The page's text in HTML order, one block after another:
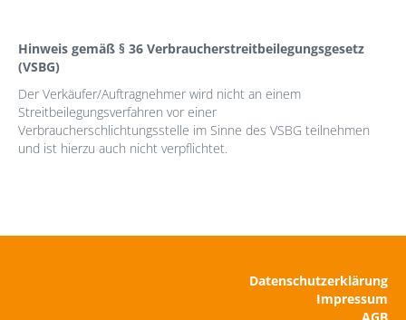
Hinweis gemäß § 36 Verbraucherstreitbeilegungsgesetz
(VSBG)
Der Verkäufer/Auftragnehmer wird nicht an einem
Streitbeilegungsverfahren vor einer
Verbraucherschlichtungsstelle im Sinne des VSBG teilnehmen
und ist hierzu auch nicht verpflichtet.
Dein FlexxAccount wird mit der Buchung deines Auto
Abos angelegt. Wenn du bereits ein Konto hast,
kannst du dich hier anmelden.
Datenschutzerklärung
Impressum